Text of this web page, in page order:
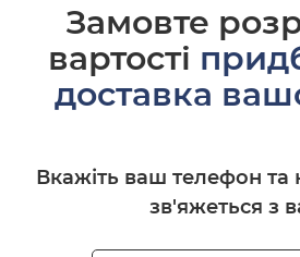
Замовте
вартості
доставка
Вкажіть ваш телефон
зв'яжеться з